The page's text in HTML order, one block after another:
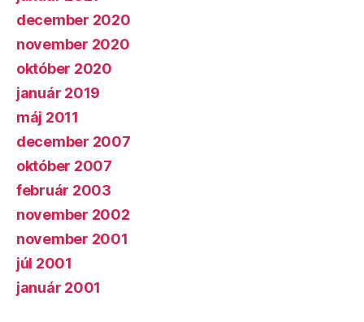
december 2020
november 2020
október 2020
január 2019
máj 2011
december 2007
október 2007
február 2003
november 2002
november 2001
júl 2001
január 2001